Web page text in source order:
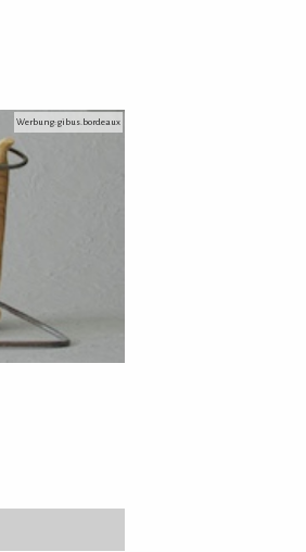
Werbung: gibus.bordeaux